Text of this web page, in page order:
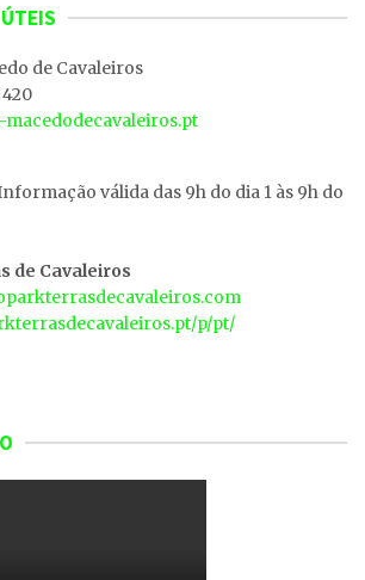
de Cavaleiros
macedodecavaleiros.pt
válida das 9h do dia 1 às 9h do
de Cavaleiros
p/pt/